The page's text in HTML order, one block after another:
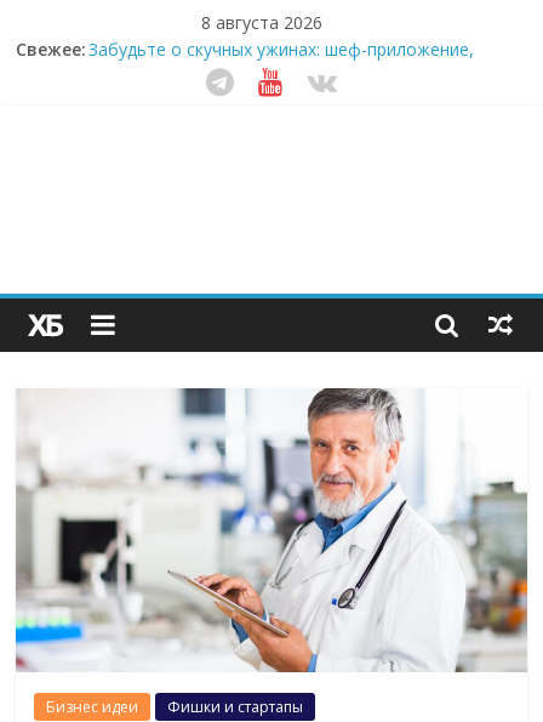
8 августа 2026
Свежее:Забудьте о скучных ужинах: шеф-приложение,
которое видит вашу еду насквозь
Небо зовёт: как бизнес на полётах дронов и
Секрет супергидратации: почему кокосовая вода с
пребиотиками становится главным трендом
здорового питания
Бизнес идеи Фишки и стартапы